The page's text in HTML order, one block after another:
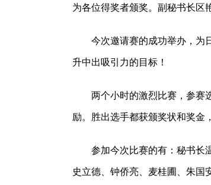
为各位得奖者颁奖。副秘书长区
今次邀请赛的成功举办，为
升中出吸引力的目标！
两个小时的激烈比赛，参赛
励。胜出选手都获颁奖状和奖金
参加今次比赛的有：秘书长
史立德、钟侨亮、麦桂圃、朱国